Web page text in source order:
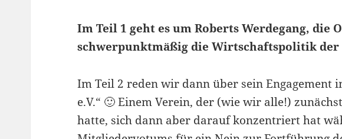
Im Teil 1 geht es um Roberts Werdegang, die
schwerpunktmäßig die Wirtschaftspolitik der
Im Teil 2 reden wir dann über sein Engagement
e.V.“ 🙂 Einem Verein, der (wie wir alle!)
hatte, sich dann aber darauf konzentriert hat